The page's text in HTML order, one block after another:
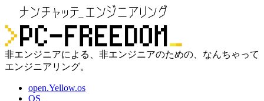
非エンジニアによる、非エンジニアのための、なんちゃって
エンジニアリング。
open.Yellow.os
OS